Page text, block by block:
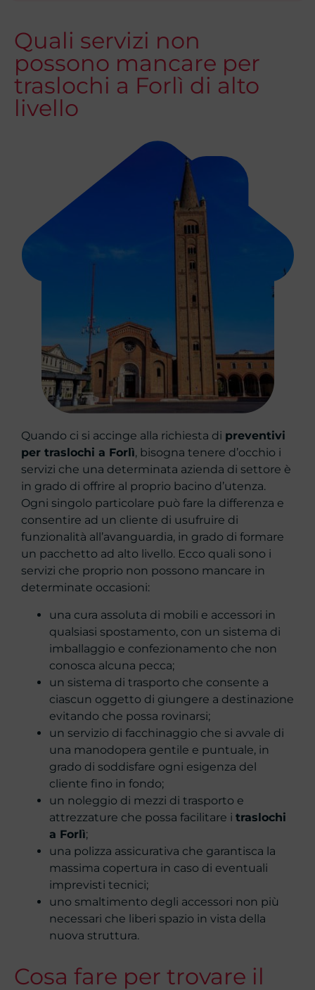
Quali servizi non
possono mancare per
traslochi a Forlì di alto
livello
Quando ci si accinge alla richiesta di preventivi
per traslochi a Forlì, bisogna tenere d’occhio i
servizi che una determinata azienda di settore è
in grado di offrire al proprio bacino d’utenza.
Ogni singolo particolare può fare la differenza e
consentire ad un cliente di usufruire di
funzionalità all’avanguardia, in grado di formare
un pacchetto ad alto livello. Ecco quali sono i
servizi che proprio non possono mancare in
determinate occasioni:
una cura assoluta di mobili e accessori in
qualsiasi spostamento, con un sistema di
imballaggio e confezionamento che non
conosca alcuna pecca;
un sistema di trasporto che consente a
ciascun oggetto di giungere a destinazione
evitando che possa rovinarsi;
un servizio di facchinaggio che si avvale di
una manodopera gentile e puntuale, in
grado di soddisfare ogni esigenza del
cliente fino in fondo;
un noleggio di mezzi di trasporto e
attrezzature che possa facilitare i traslochi
a Forlì;
una polizza assicurativa che garantisca la
massima copertura in caso di eventuali
imprevisti tecnici;
uno smaltimento degli accessori non più
necessari che liberi spazio in vista della
nuova struttura.
Cosa fare per trovare il